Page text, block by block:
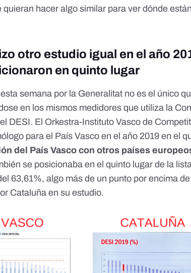
hacer algo similar para ver dónde
otro estudio igual en el año
en quinto lugar
semana por la Generalitat no es el único
en los mismos medidores que utiliza la
DESI. El Orkestra-Instituto Vasco de
para el País Vasco en el año 2019en el
del País Vasco con otros países
se posicionaba en el quinto lugar de la
63,61%, algo más de un punto por encima de
Cataluña en su estudio.